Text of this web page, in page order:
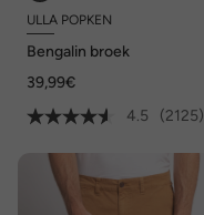
ULLA POPKEN
Bengalin broek
39,99€
4.5
(2125)